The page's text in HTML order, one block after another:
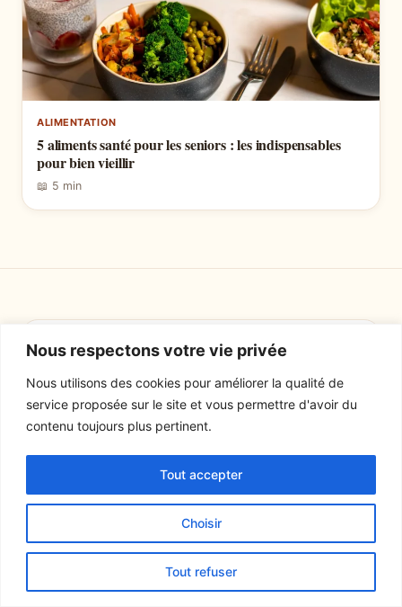
Nous respectons votre vie privée
Nous utilisons des cookies pour améliorer la qualité de
service proposée sur le site et vous permettre d'avoir du
contenu toujours plus pertinent.
Choisir
Tout refuser
Tout accepter
ALIMENTATION
5 aliments santé pour les seniors : les indispensables
pour bien vieillir
📖 5 min
Laisser un commentaire
Votre adresse e-mail ne sera pas publiée. Les champs
obligatoires sont indiqués avec
Commentaire*